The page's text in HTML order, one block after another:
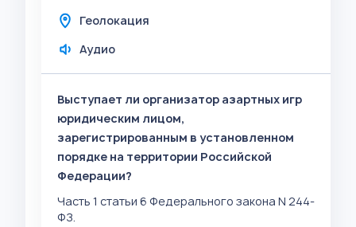
Геолокация
Аудио
Выступает ли организатор азартных игр
юридическим лицом,
зарегистрированным в установленном
порядке на территории Российской
Федерации?
Часть 1 статьи 6 Федерального закона N 244-
ФЗ.